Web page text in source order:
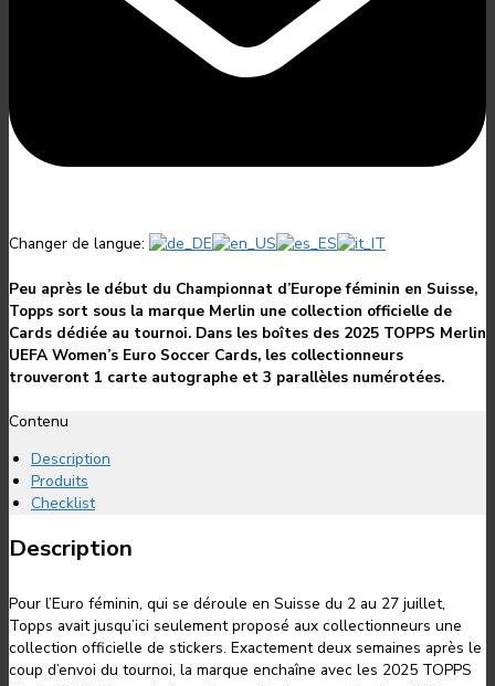
Changer de langue:
Peu après le début du Championnat d’Europe féminin en Suisse,
Topps sort sous la marque Merlin une collection officielle de
Cards dédiée au tournoi. Dans les boîtes des 2025 TOPPS Merlin
UEFA Women’s Euro Soccer Cards, les collectionneurs
trouveront 1 carte autographe et 3 parallèles numérotées.
Contenu
Description
Produits
Checklist
Description
Pour l’Euro féminin, qui se déroule en Suisse du 2 au 27 juillet,
Topps avait jusqu’ici seulement proposé aux collectionneurs une
collection officielle de stickers. Exactement deux semaines après le
coup d’envoi du tournoi, la marque enchaîne avec les 2025 TOPPS